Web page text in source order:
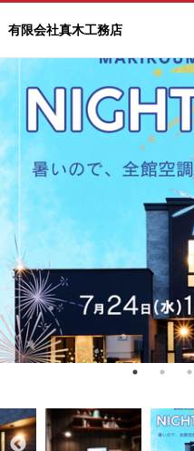
有限会社真木工務店